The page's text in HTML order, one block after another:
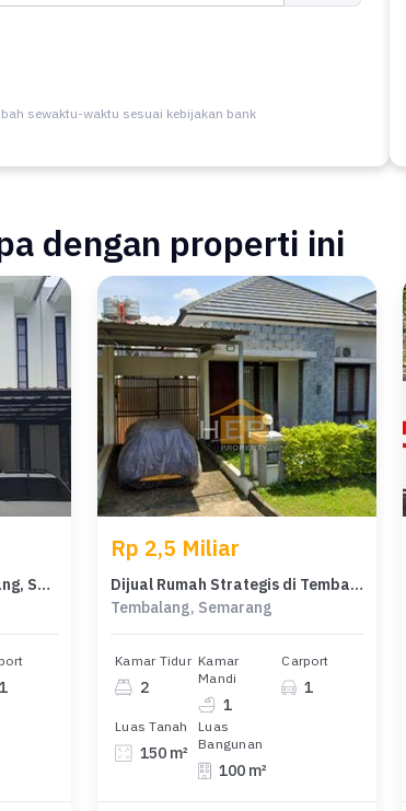
sewaktu-waktu sesuai kebijakan bank
dengan properti ini
Rumah Idaman di Tembalang, Semarang, 3 KT, Harga 2,25 Miliar
1
Rp 2,5 Miliar
Dijual Rumah Strategis di Tembalang, Semarang - LT 150m²
Tembalang, Semarang
Kamar Tidur
2
Kamar
Mandi
1
Carport
1
Luas Tanah
150 m²
Luas
Bangunan
100 m²